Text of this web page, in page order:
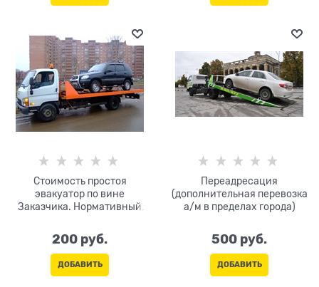
Стоимость простоя
эвакуатор по вине
Заказчика. Нормативный
разгрузку-30 мин. (не
оплачивается). Оплата за
каждые 10 мин
200 руб.
ДОБАВИТЬ
Переадресация
(дополнительная перевозка
а/м в пределах города)
500 руб.
ДОБАВИТЬ